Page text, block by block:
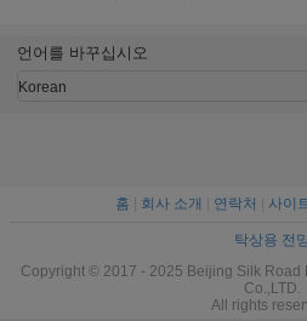
다
언어를 바꾸십시오
Korean
홈 회사 소개 연락처 사이
탁상용 전
Copyright © 2017 - 2025 Beijing Silk Road
Co.,LTD.
All rights